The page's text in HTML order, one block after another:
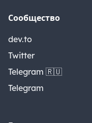
Сообщество
dev.to
Twitter
Telegram 🇷🇺
Telegram